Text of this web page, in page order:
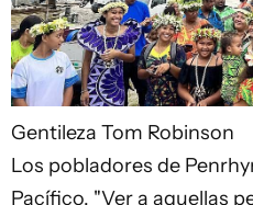
Gentileza Tom Robinson
Los pobladores de
Pacífico. "Ver a aquellas